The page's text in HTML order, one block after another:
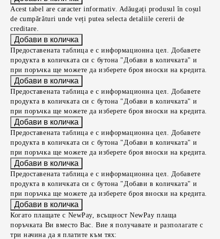
Acest tabel are caracter informativ. Adăugați produsul în coșul
de cumpărături unde veți putea selecta detaliile cererii de
creditare.
Предоставената таблица е с информационна цел. Добавете
продукта в количката си с бутона "Добави в количката" и
при поръчка ще можете да изберете броя вноски на кредита.
Предоставената таблица е с информационна цел. Добавете
продукта в количката си с бутона "Добави в количката" и
при поръчка ще можете да изберете броя вноски на кредита.
Предоставената таблица е с информационна цел. Добавете
продукта в количката си с бутона "Добави в количката" и
при поръчка ще можете да изберете броя вноски на кредита.
Предоставената таблица е с информационна цел. Добавете
продукта в количката си с бутона "Добави в количката" и
при поръчка ще можете да изберете броя вноски на кредита.
Когато плащате с NewPay, всъщност NewPay плаща
поръчката Ви вместо Вас. Вие я получавате и разполагате с
три начина да я платите към тях: